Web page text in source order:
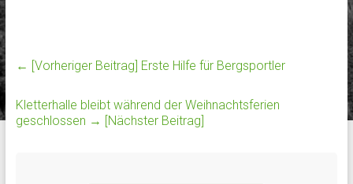
← [Vorheriger Beitrag] Erste Hilfe für Bergsportler
Kletterhalle bleibt während der Weihnachtsferien
geschlossen → [Nächster Beitrag]